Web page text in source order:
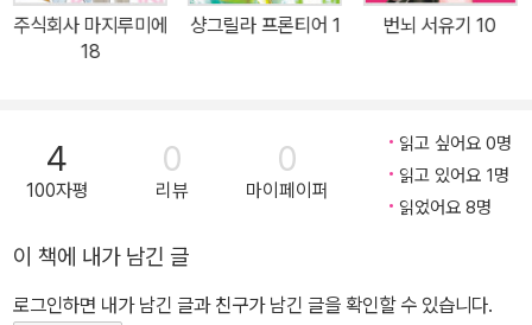
주식회사 마지루미에
18
샹그릴라 프론티어 1 번뇌 서유기 10
4
100자평
0
리뷰
0
마이페이퍼
읽고 싶어요 0명
읽고 있어요 1명
읽었어요 8명
이 책에 내가 남긴 글
로그인하면 내가 남긴 글과 친구가 남긴 글을 확인할 수 있습니다.